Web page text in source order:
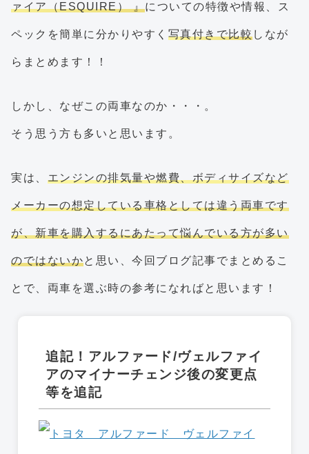
ァイア（ESQUIRE） 』についての特徴や情報、ス
ペックを簡単に分かりやすく 写真付きで比較しなが
らまとめます！！
しかし、なぜこの両車なのか・・・。
そう思う方も多いと思います。
実は、 エンジンの排気量や燃費、ボディサイズなど
メーカーの想定している車格としては違う両車です
が、新車を購入するにあたって悩んでいる方が多い
のではないかと思い、今回ブログ記事でまとめるこ
とで、両車を選ぶ時の参考になればと思います！
追記！アルファード/ヴェルファイ
アのマイナーチェンジ後の変更点
等を追記